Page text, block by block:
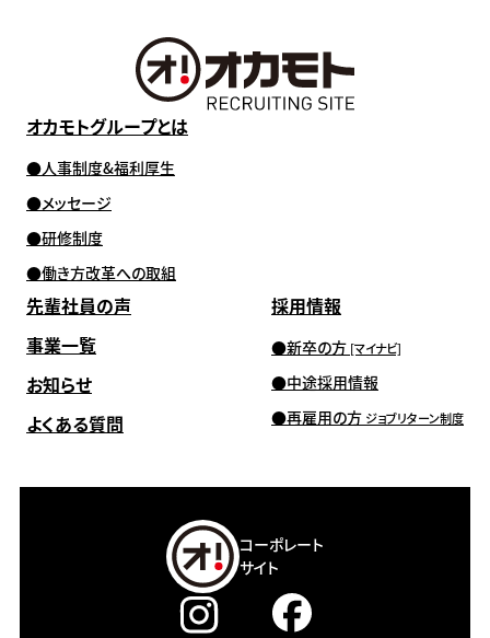
オカモトグループとは
人事制度&福利厚生
メッセージ
研修制度
働き方改革への取組
先輩社員の声
事業一覧
お知らせ
よくある質問
採用情報
新卒の方 [マイナビ]
中途採用情報
再雇用の方 ジョブリターン制度
コーポレート
サイト